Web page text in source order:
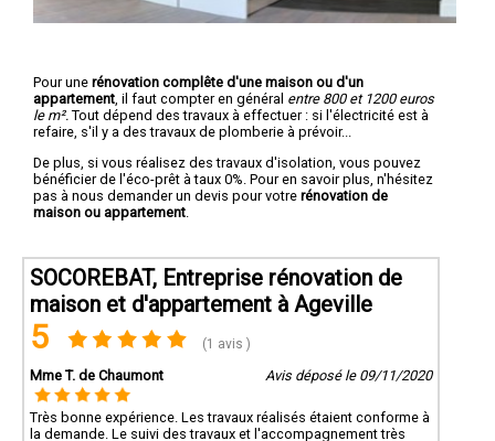
Pour une rénovation complête d'une maison ou d'un
appartement , il faut compter en général entre 800 et 1200 euros
le m². Tout dépend des travaux à effectuer : si l'électricité est à
refaire, s'il y a des travaux de plomberie à prévoir...
De plus, si vous réalisez des travaux d'isolation, vous pouvez
bénéficier de l'éco-prêt à taux 0%. Pour en savoir plus, n'hésitez
pas à nous demander un devis pour votre rénovation de
maison ou appartement
SOCOREBAT, Entreprise rénovation de
maison et d'appartement à Ageville
5 (1 avis )
Mme T. de Chaumont Avis déposé le 09/11/2020
Très bonne expérience. Les travaux réalisés étaient conforme à
la demande. Le suivi des travaux et l'accompagnement très